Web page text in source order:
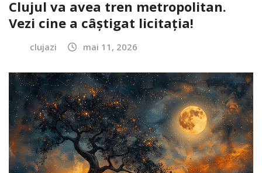
Clujul va avea tren metropolitan.
Vezi cine a câștigat licitația!
clujazi mai 11, 2026